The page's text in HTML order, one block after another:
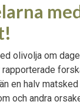
olivolja om
en halv
och andra